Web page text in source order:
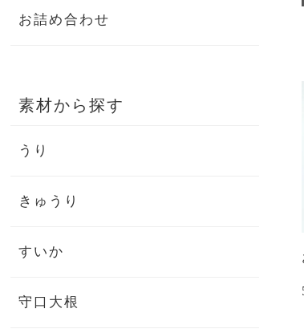
お詰め合わせ
素材から探す
うり
きゅうり
すいか
守口大根